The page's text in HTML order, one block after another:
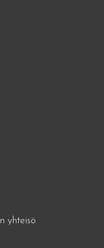
yhteisö